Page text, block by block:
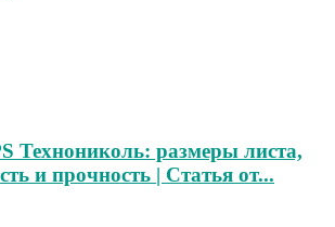
Технониколь: размеры листа,
и прочность | Статья от...